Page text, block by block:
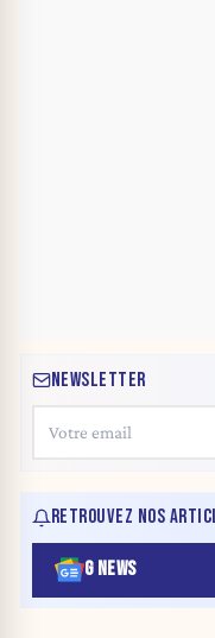
NEWSLETTER
RETROUVEZ NOS
G NEWS